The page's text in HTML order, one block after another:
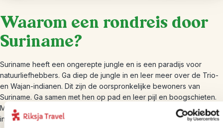
Waarom een rondreis door
Suriname?
Suriname heeft een ongerepte jungle en is een paradijs voor
natuurliefhebbers. Ga diep de jungle in en leer meer over de Trio-
en Wajan-indianen. Dit zijn de oorspronkelijke bewoners van
Suriname. Ga samen met hen op pad en leer pijl en boogschieten.
Maar ook in Paramaribo is veel te beleven. Struin over de markten
in Paramaribo en ontdek het lokale leven. Hier zie je prachtige